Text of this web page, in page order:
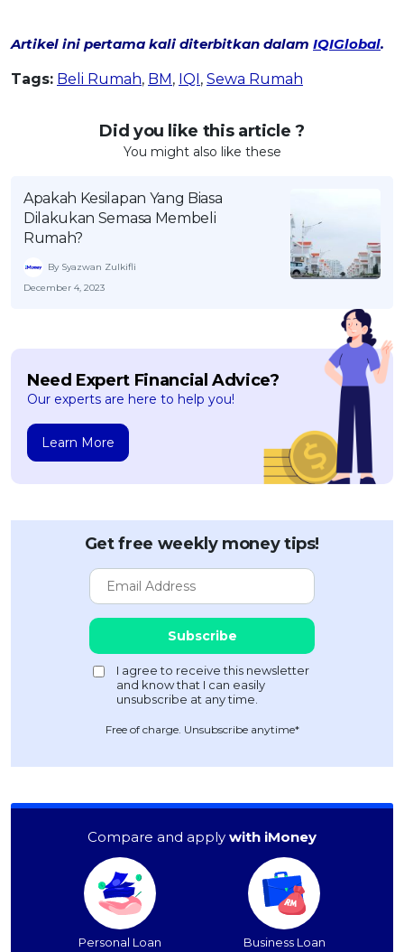
Artikel ini pertama kali diterbitkan dalam IQIGlobal.
Tags: Beli Rumah, BM, IQI, Sewa Rumah
Did you like this article ?
You might also like these
Apakah Kesilapan Yang Biasa
Dilakukan Semasa Membeli
Rumah?
By Syazwan Zulkifli
December 4, 2023
Need Expert Financial Advice?
Our experts are here to help you!
Learn More
Get free weekly money tips!
Free of charge. Unsubscribe anytime*
Compare and apply with iMoney
Personal Loan Business Loan